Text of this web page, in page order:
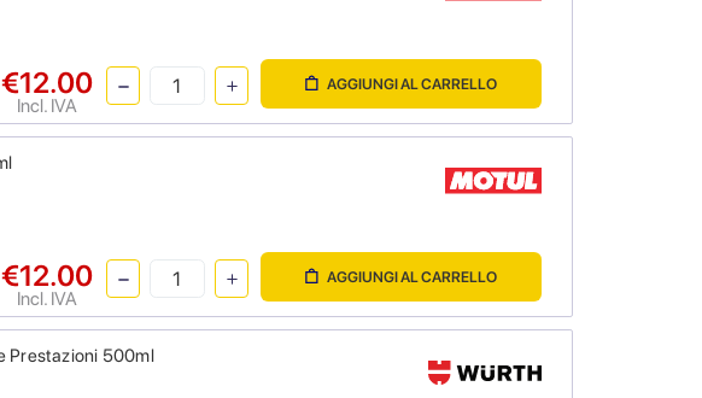
€12.00
Incl. IVA
AGGIUNGI AL CARRELLO
€12.00
Incl. IVA
AGGIUNGI AL CARRELLO
Prestazioni 500ml